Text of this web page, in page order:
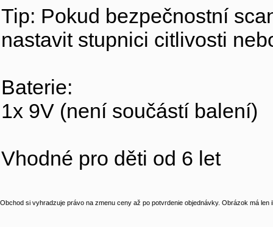
Tip: Pokud bezpečnostní
nastavit stupnici citlivosti
Baterie:
1x 9V (není součástí balení)
Vhodné pro děti od 6 let
Obchod si vyhradzuje právo na zmenu ceny až po potvrdenie objednávky. Obrázok má len